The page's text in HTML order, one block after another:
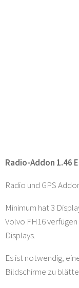
Radio-Addon 1.46
Radio und GPS
Minimum hat 3
Volvo FH16
Displays.
Es ist notwendig,
Bildschirme zu